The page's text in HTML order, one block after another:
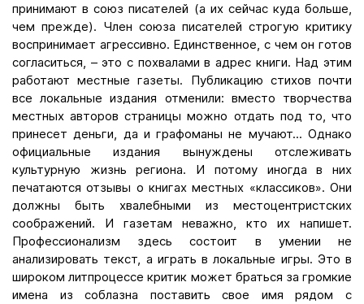
принимают в союз писателей (а их сейчас куда больше,
чем прежде). Член союза писателей строгую критику
воспринимает агрессивно. Единственное, с чем он готов
согласиться, – это с похвалами в адрес книги. Над этим
работают местные газеты. Публикацию стихов почти
все локальные издания отменили: вместо творчества
местных авторов страницы можно отдать под то, что
принесет деньги, да и графоманы не мучают... Однако
официальные издания вынуждены отслеживать
культурную жизнь региона. И потому иногда в них
печатаются отзывы о книгах местных «классиков». Они
должны быть хвалебными из местоцентристских
соображений. И газетам неважно, кто их напишет.
Профессионализм здесь состоит в умении не
анализировать текст, а играть в локальные игры. Это в
широком литпроцессе критик может браться за громкие
имена из соблазна поставить свое имя рядом с